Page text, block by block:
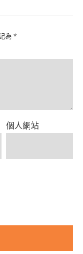
為 *
個人網站